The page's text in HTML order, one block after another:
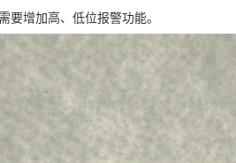
要增加高、低位报警功能。